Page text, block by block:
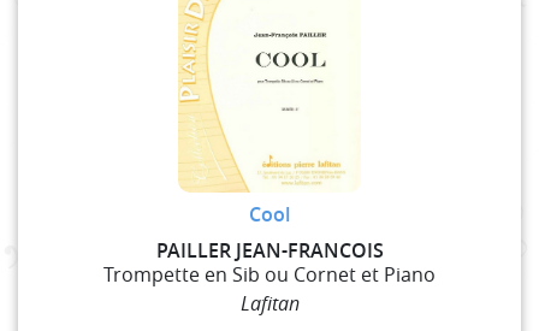
Cool
PAILLER JEAN-FRANCOIS
Trompette en Sib ou Cornet et Piano
Lafitan